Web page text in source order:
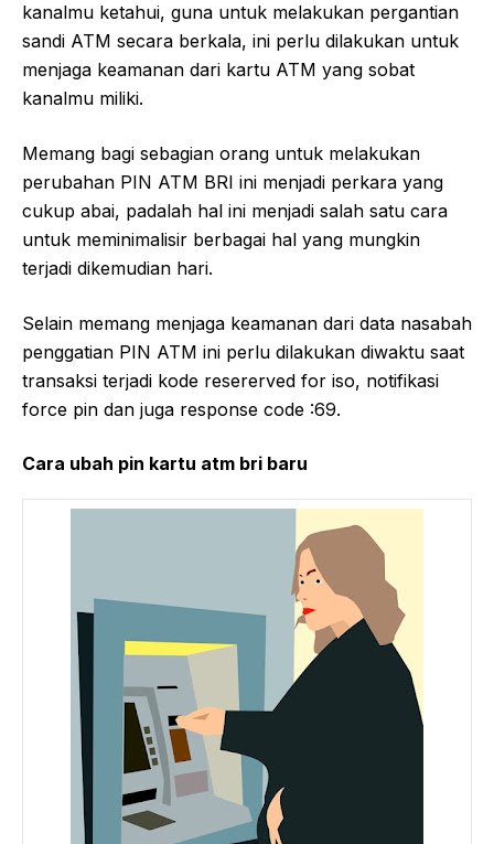
kanalmu ketahui, guna untuk melakukan pergantian
sandi ATM secara berkala, ini perlu dilakukan untuk
menjaga keamanan dari kartu ATM yang sobat
kanalmu miliki.
Memang bagi sebagian orang untuk melakukan
perubahan PIN ATM BRI ini menjadi perkara yang
cukup abai, padalah hal ini menjadi salah satu cara
untuk meminimalisir berbagai hal yang mungkin
terjadi dikemudian hari.
Selain memang menjaga keamanan dari data nasabah
penggatian PIN ATM ini perlu dilakukan diwaktu saat
transaksi terjadi kode resererved for iso, notifikasi
force pin dan juga response code :69.
Cara ubah pin kartu atm bri baru